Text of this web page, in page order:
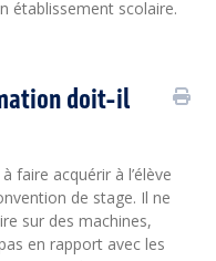
établissement scolaire.
doit-il
faire acquérir à l’élève
de stage. Il ne
sur des machines,
en rapport avec les